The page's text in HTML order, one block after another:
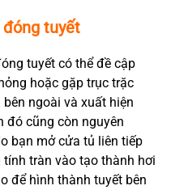
tuyết
tuyết có thể đề cập
hoặc gặp trục trặc
ngoài và xuất hiện
đó cũng còn nguyên
bạn mở cửa tủ liên tiếp
tràn vào tạo thành hơi
để hình thành tuyết bên